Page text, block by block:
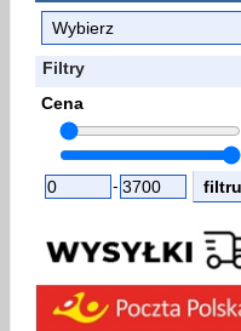
Filtry
Cena
-